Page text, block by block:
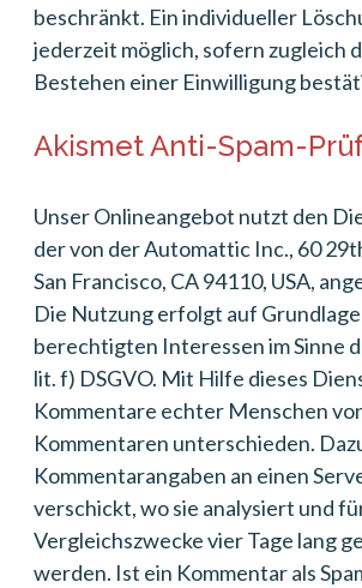
beschränkt. Ein individueller
jederzeit möglich, sofern zugleich
Bestehen einer Einwilligung
Akismet Anti-Spam-
Unser Onlineangebot nutzt den
der von der Automattic Inc., 60
San Francisco, CA 94110, USA,
Die Nutzung erfolgt auf
berechtigten Interessen im Sinne
lit. f) DSGVO. Mit Hilfe dieses
Kommentare echter Menschen
Kommentaren unterschieden.
Kommentarangaben an einen
verschickt, wo sie analysiert und
Vergleichszwecke vier Tage lang
werden. Ist ein Kommentar als